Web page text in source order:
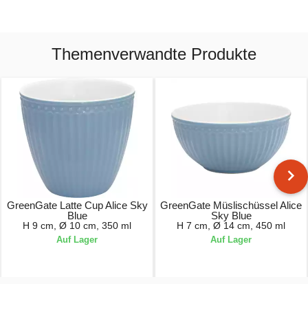
Themenverwandte Produkte
GreenGate Latte Cup Alice Sky
Blue
H 9 cm, Ø 10 cm, 350 ml
Auf Lager
GreenGate Müslischüssel Alice
Sky Blue
H 7 cm, Ø 14 cm, 450 ml
Auf Lager